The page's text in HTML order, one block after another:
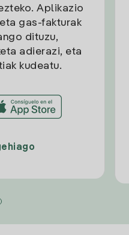
Aplikazio
gas-fakturak
dituzu,
adierazi, eta
kudeatu.